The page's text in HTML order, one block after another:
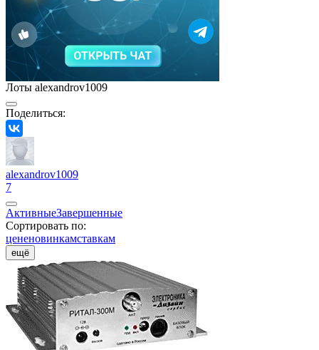
Лоты alexandrov1009
Поделиться:
alexandrov1009
7
АктивныеЗавершенные
Сортировать по:
цененовинкамставкам
ещё